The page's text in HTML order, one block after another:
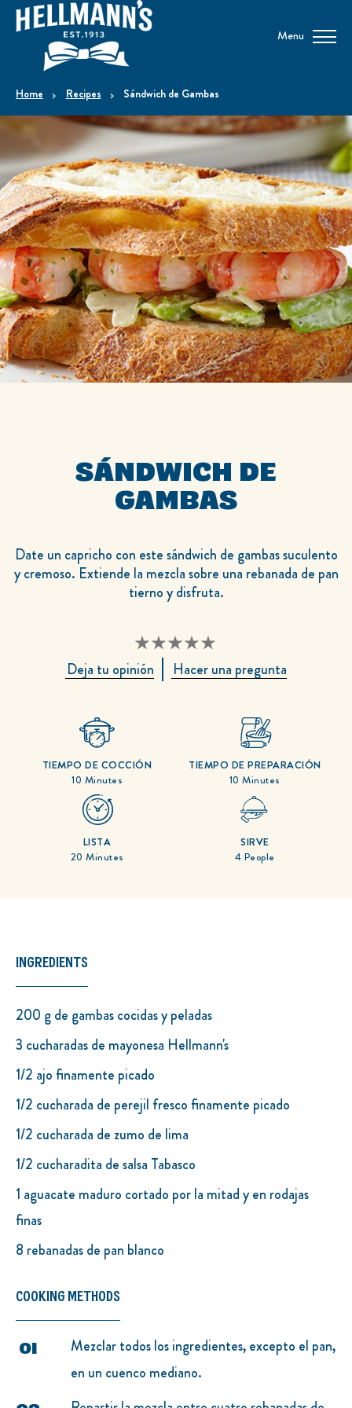
Menu
home Recipes Sándwich de Gambas
SÁNDWICH DE
GAMBAS
Date un capricho con este sándwich de gambas suculento
y cremoso. Extiende la mezcla sobre una rebanada de pan
tierno y disfruta.
se
han
Deja tu opinión Hacer una pregunta
10 Minutes
TIEMPO DE COCCIÓN
10 Minutes
TIEMPO DE PREPARACIÓN
20 Minutes
LISTA
4 People
SIRVE
INGREDIENTS
200 g de gambas cocidas y peladas
3 cucharadas de mayonesa Hellmann's
1/2 ajo finamente picado
1/2 cucharada de perejil fresco finamente picado
1/2 cucharada de zumo de lima
1/2 cucharadita de salsa Tabasco
1 aguacate maduro cortado por la mitad y en rodajas
finas
8 rebanadas de pan blanco
COOKING METHODS
Mezclar todos los ingredientes, excepto el pan,
en un cuenco mediano.